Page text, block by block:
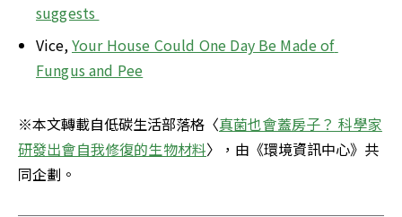
suggests
Vice, Your House Could One Day Be Made of
Fungus and Pee
※本文轉載自低碳生活部落格〈真菌也會蓋房子？ 科學家
研發出會自我修復的生物材料〉，由《環境資訊中心》共
同企劃。